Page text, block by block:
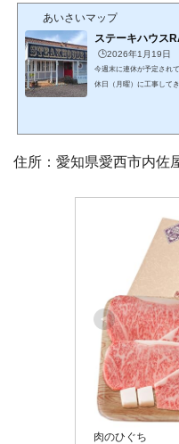
あいさいマップ
ステーキハウス
🕒️2026年1月19日
今週末に連休が予定され
休日（月曜）に工事して
住所：愛知県愛西市内佐
肉のひぐち